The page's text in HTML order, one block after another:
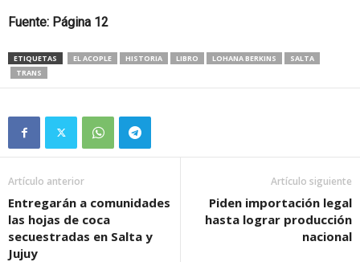
Fuente: Página 12
ETIQUETAS EL ACOPLE HISTORIA LIBRO LOHANA BERKINS
SALTA
TRANS
Artículo anterior
Entregarán a comunidades
las hojas de coca
secuestradas en Salta y
Jujuy
Artículo siguiente
Piden importación legal
hasta lograr producción
nacional